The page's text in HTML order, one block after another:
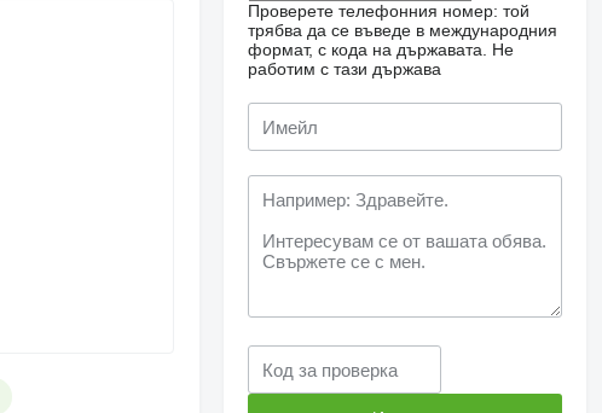
Проверете телефонния номер: той
трябва да се въведе в международния
формат, с кода на държавата.
Не
работим с тази държава